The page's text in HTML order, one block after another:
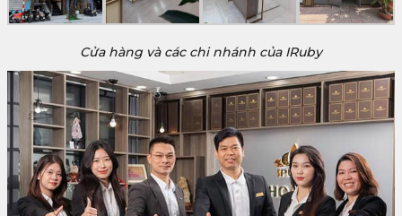
Cửa hàng và các chi nhánh của IRuby